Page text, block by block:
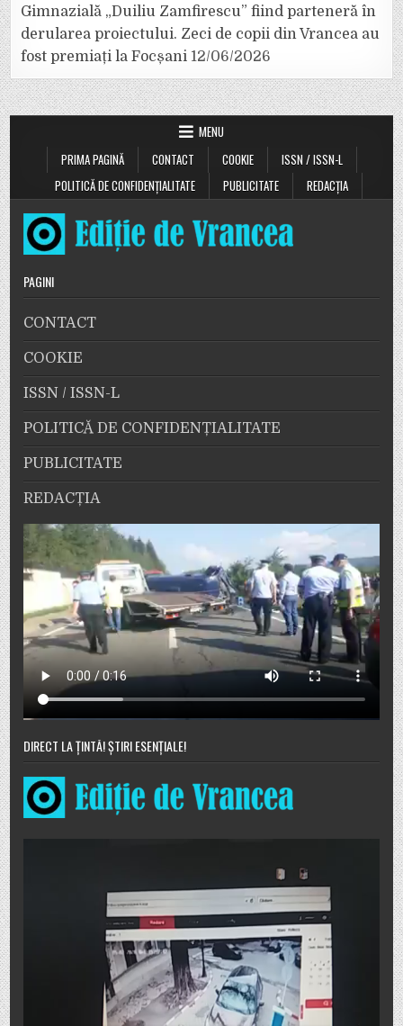
Gimnazială „Duiliu Zamfirescu” fiind parteneră în
derularea proiectului. Zeci de copii din Vrancea au
fost premiați la Focșani 12/06/2026
MENU
PRIMA PAGINĂ
CONTACT COOKIE
ISSN / ISSN-L
POLITICĂ DE CONFIDENȚIALITATE
PUBLICITATE REDACȚIA
PAGINI
CONTACT
COOKIE
ISSN / ISSN-L
POLITICĂ DE CONFIDENȚIALITATE
PUBLICITATE
REDACȚIA
DIRECT LA ȚINTĂ! ȘTIRI ESENȚIALE!